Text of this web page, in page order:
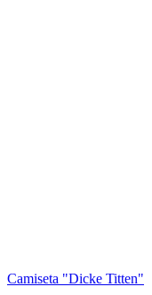
Camiseta "Dicke Titten"